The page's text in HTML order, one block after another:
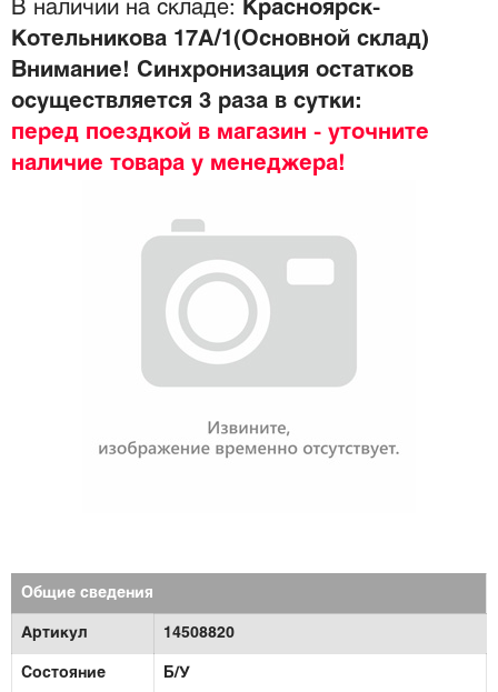
В наличии на складе:
Красноярск-
Котельникова 17А/1(Основной склад)
Внимание! Синхронизация остатков
осуществляется 3 раза в сутки:
перед поездкой в магазин - уточните
наличие товара у менеджера!
Общие сведения
Артикул 14508820
Состояние Б/У